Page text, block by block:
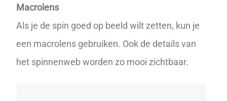
Macrolens
Als je de spin goed op beeld wilt zetten, kun je
een macrolens gebruiken. Ook de details van
het spinnenweb worden zo mooi zichtbaar.